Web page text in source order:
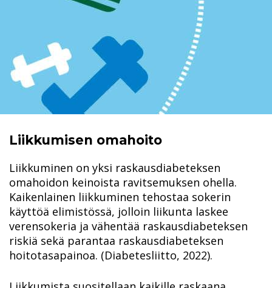
Liikkumisen omahoito
Liikkuminen on yksi raskausdiabeteksen
omahoidon keinoista ravitsemuksen ohella.
Kaikenlainen liikkuminen tehostaa sokerin
käyttöä elimistössä, jolloin liikunta laskee
verensokeria ja vähentää raskausdiabeteksen
riskiä sekä parantaa raskausdiabeteksen
hoitotasapainoa. (Diabetesliitto, 2022).